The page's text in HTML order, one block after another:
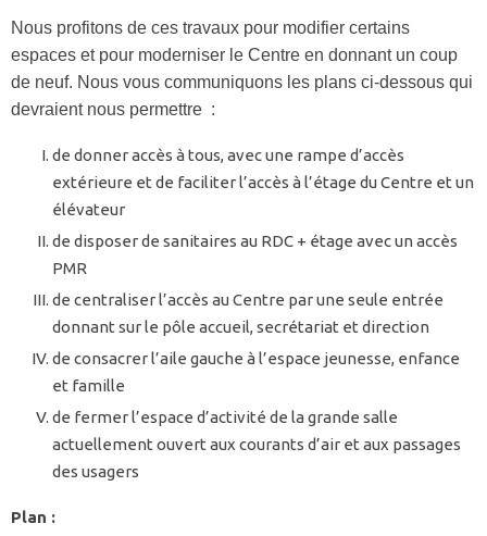
Nous profitons de ces travaux pour modifier certains
espaces et pour moderniser le Centre en donnant un coup
de neuf. Nous vous communiquons les plans ci-dessous qui
devraient nous permettre :
de donner accès à tous, avec une rampe d’accès
extérieure et de faciliter l’accès à l’étage du Centre et un
élévateur
de disposer de sanitaires au RDC + étage avec un accès
PMR
de centraliser l’accès au Centre par une seule entrée
donnant sur le pôle accueil, secrétariat et direction
de consacrer l’aile gauche à l’espace jeunesse, enfance
et famille
de fermer l’espace d’activité de la grande salle
actuellement ouvert aux courants d’air et aux passages
des usagers
Plan :